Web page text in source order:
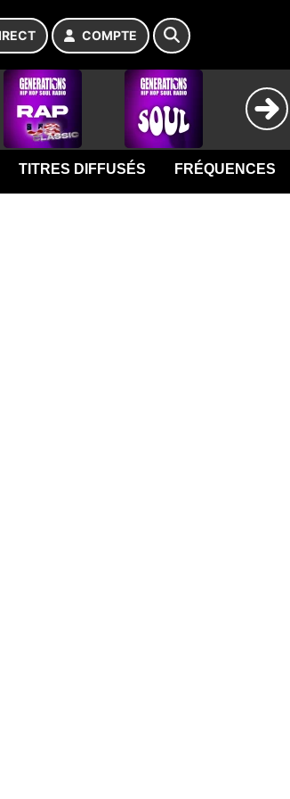
COMPTE
TITRES DIFFUSÉS FRÉQUENCES